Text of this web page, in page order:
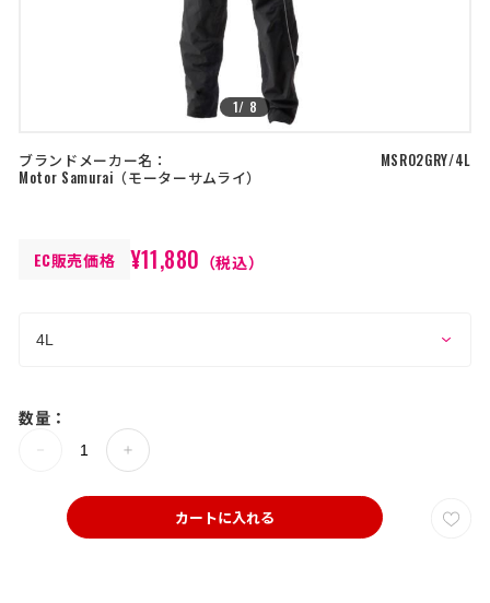
特定商取引法に基づく表記
古物営業法に基づく表示/保険勧誘
方針
商品レビュー利用規約
返金ポリシー
カスタマーハラスメントに対する方1/ 8
ブランドメーカー名：
Motor Samurai
モーターサムライ
MSR02GRY/4L
EC販売価格 ¥11,880 （税込）
数量：
カートに入れる